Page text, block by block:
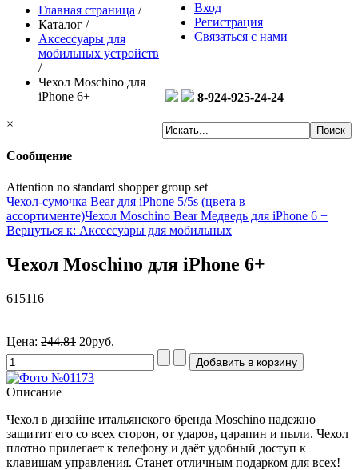
Вход
Регистрация
Связаться с нами
8-924-925-24-24
Главная страница /
Каталог /
Аксессуары для
мобильных устройств
/
Чехол Moschino для
iPhone 6+
×
Сообщение
Attention no standard shopper group set
Чехол-сумочка Bear для iPhone 5/5s (цвета в
ассортименте)Чехол Moschino Bear Медведь для iPhone 6 +
Вернуться к: Аксессуары для мобильных
Чехол Moschino для iPhone 6+
615116
Цена: 244.81 20руб.
Описание
Чехол в дизайне итальянского бренда Moschino надежно
защитит его со всех сторон, от ударов, царапин и пыли. Чехол
плотно прилегает к телефону и даёт удобный доступ к
клавишам управления. Станет отличным подарком для всех!